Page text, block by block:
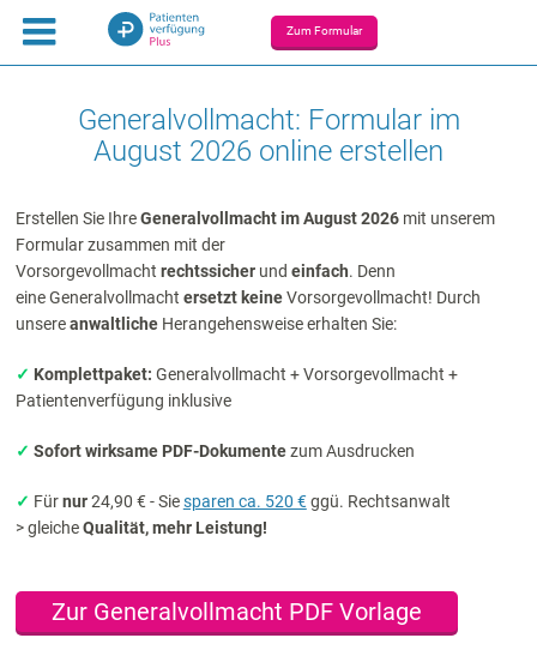
Zum Formular
Generalvollmacht: Formular im
August 2026 online erstellen
Erstellen Sie IhreGeneralvollmacht im August 2026 mit unserem
Formular zusammen mit der
Vorsorgevollmacht rechtssicherund einfach. Denn
eineGeneralvollmacht ersetzt keineVorsorgevollmacht! Durch
unsereanwaltliche Herangehensweise erhalten Sie:
✓ Komplettpaket: Generalvollmacht + Vorsorgevollmacht +
Patientenverfügung inklusive
✓ Sofort wirksame PDF-Dokumentezum Ausdrucken
✓ Fürnur24,90 € - Siesparen ca. 520 €ggü. Rechtsanwalt
> gleicheQualität, mehr Leistung!
Zur Generalvollmacht PDF Vorlage